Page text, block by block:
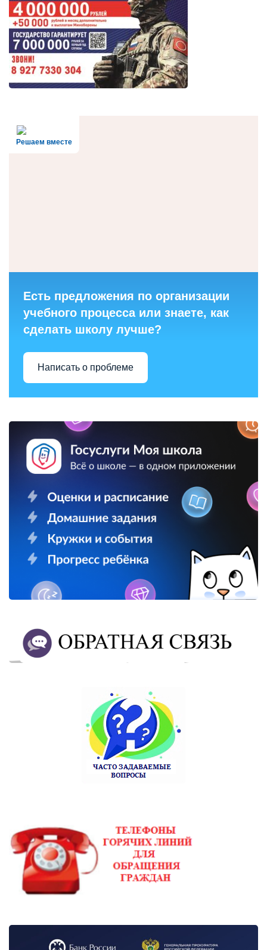
Решаем вместе
Есть предложения по организации
учебного процесса или знаете, как
сделать школу лучше?
Написать о проблеме